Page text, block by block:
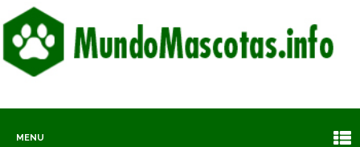
MENU